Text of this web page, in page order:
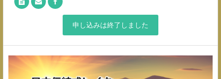
申し込みは終了しました